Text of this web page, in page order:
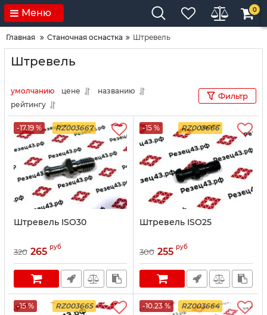
Меню 0
Главная Станочная оснастка Штревель
Штревель
умолчанию цене
названию
рейтингу
Фильтр
-17.19 % RZ003667
Штревель ISO30
320 265 руб
-15 % RZ003666
Штревель ISO25
300 255 руб
-15 % RZ003665 -10.23 % RZ003664